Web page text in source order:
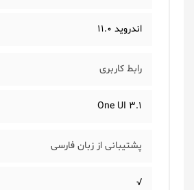
اندروید 11.0
رابط کاربری
One UI 3.1
پشتیبانی از زبان فارسی
√